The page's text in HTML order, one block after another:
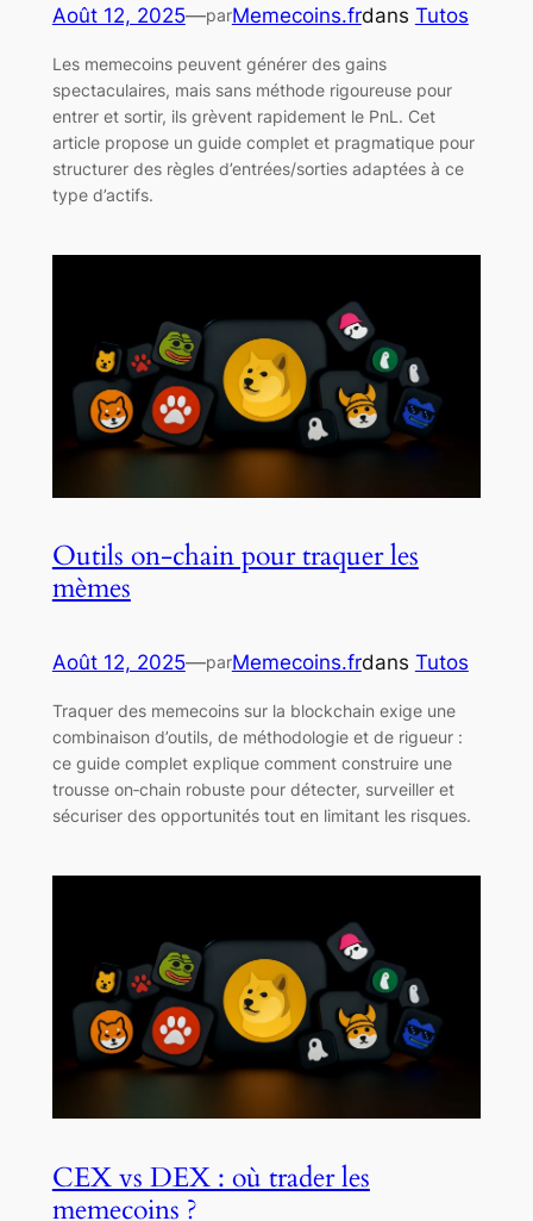
Août 12, 2025—parMemecoins.frdans Tutos
Les memecoins peuvent générer des gains
spectaculaires, mais sans méthode rigoureuse pour
entrer et sortir, ils grèvent rapidement le PnL. Cet
article propose un guide complet et pragmatique pour
structurer des règles d’entrées/sorties adaptées à ce
type d’actifs.
Outils on-chain pour traquer les
mèmes
Août 12, 2025—parMemecoins.frdans Tutos
Traquer des memecoins sur la blockchain exige une
combinaison d’outils, de méthodologie et de rigueur :
ce guide complet explique comment construire une
trousse on‑chain robuste pour détecter, surveiller et
sécuriser des opportunités tout en limitant les risques.
CEX vs DEX : où trader les
memecoins ?